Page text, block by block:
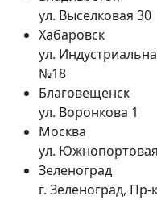
ул. Выселковая 30
Хабаровск
ул.
№18
Благовещенск
ул. Воронкова 1
Москва
ул.
Зеленоград
г. Зеленоград, Пр-